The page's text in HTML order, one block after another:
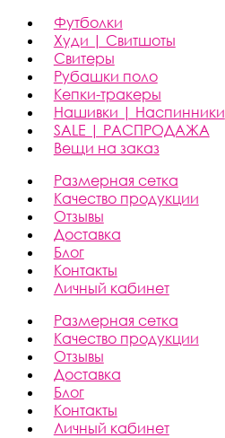
Футболки
Худи | Свитшоты
Свитеры
Рубашки поло
Кепки-тракеры
Нашивки | Наспинники
SALE | РАСПРОДАЖА
Вещи на заказ
Размерная сетка
Качество продукции
Отзывы
Доставка
Блог
Контакты
Личный кабинет
Размерная сетка
Качество продукции
Отзывы
Доставка
Блог
Контакты
Личный кабинет